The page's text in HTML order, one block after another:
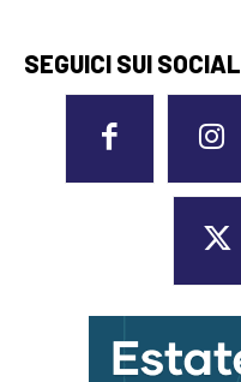
SEGUICI SUI SOCIAL